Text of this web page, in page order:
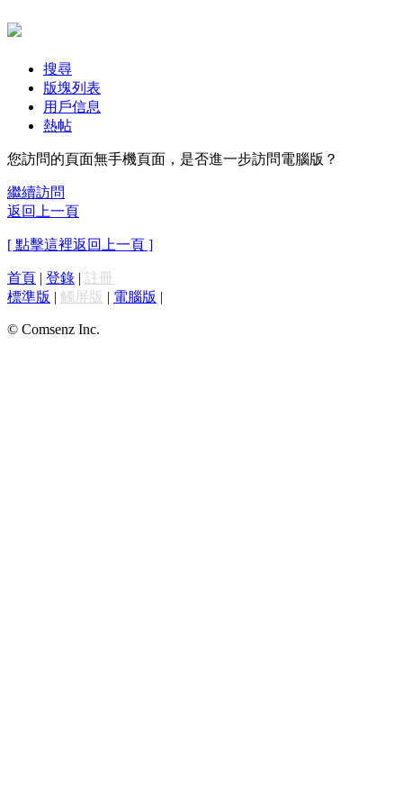
搜尋
版塊列表
用戶信息
熱帖
您訪問的頁面無手機頁面，是否進一步訪問電腦版？
繼續訪問
返回上一頁
[ 點擊這裡返回上一頁 ]
首頁 | 登錄 | 註冊
標準版 | 觸屏版 | 電腦版 |
© Comsenz Inc.